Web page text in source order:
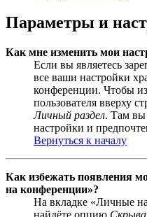
Параметры и
Как мне изменить мои
Если вы являетесь
все ваши настройки
конференции. Чтобы
пользователя вверху
Личный раздел. Там вы
настройки и
Вернуться к началу
Как избежать появления
на конференции»?
На вкладке «Личные
найдёте опцию